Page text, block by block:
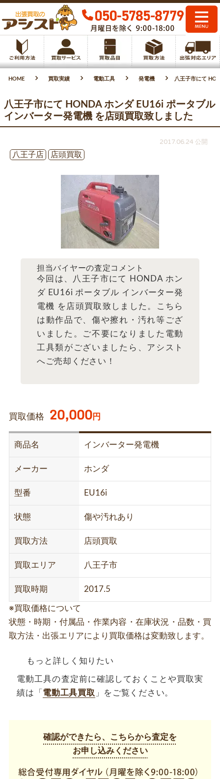
HOME 買取実績 電動工具 発電機 八王子市にて
八王子市にて HONDA ホンダ EU16i ポータブル
インバーター発電機 を店頭買取致しました
2017.06.24 公開
八王子店
店頭買取
担当バイヤーの査定コメント
今回は、八王子市にて HONDA ホン
ダ EU16i ポータブル インバーター発
電機 を店頭買取致しました。こちら
は動作品で、傷や擦れ・汚れ等ござ
いました。ご不要になりました電動
工具類がございましたら、アシスト
へご売却ください！
買取価格 20,000円
商品名 インバーター発電機
メーカー ホンダ
型番 EU16i
状態 傷や汚れあり
買取方法 店頭買取
買取エリア 八王子市
買取時期 2017.5
※買取価格について
状態・時期・付属品・作業内容・在庫状況・品数・買
取方法・出張エリアにより買取価格は変動致します。
もっと詳しく知りたい
電動工具の査定前に確認しておくことや買取実
績は「 電動工具買取 」をご覧ください。
確認ができたら、こちらから査定を
お申し込みください